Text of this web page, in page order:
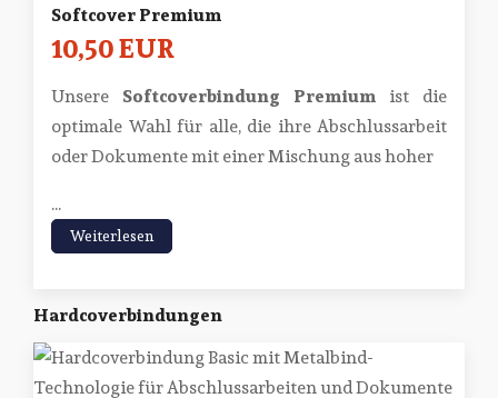
Softcover Premium
10,50 EUR
Unsere Softcoverbindung Premium ist die
optimale Wahl für alle, die ihre Abschlussarbeit
oder Dokumente mit einer Mischung aus hoher
...
Weiterlesen
Hardcoverbindungen